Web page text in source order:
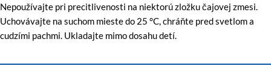
Nepoužívajte pri precitlivenosti na niektorú zložku čajovej zmesi.
Uchovávajte na suchom mieste do 25 °C, chráňte pred svetlom a
cudzími pachmi. Ukladajte mimo dosahu detí.